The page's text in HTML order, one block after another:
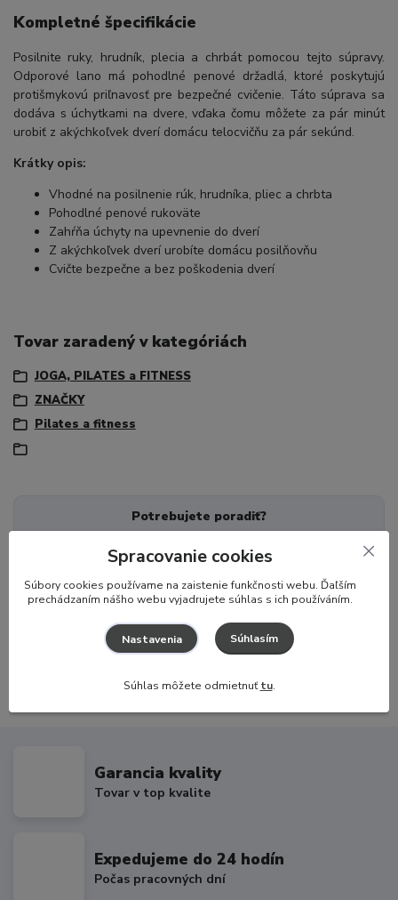
Kompletné špecifikácie
Posilnite ruky, hrudník, plecia a chrbát pomocou tejto súpravy.
Odporové lano má pohodlné penové držadlá, ktoré poskytujú
protišmykovú priľnavosť pre bezpečné cvičenie. Táto súprava sa
dodáva s úchytkami na dvere, vďaka čomu môžete za pár minút
urobiť z akýchkoľvek dverí domácu telocvičňu za pár sekúnd.
Krátky opis:
Vhodné na posilnenie rúk, hrudníka, pliec a chrbta
Pohodlné penové rukoväte
Zahŕňa úchyty na upevnenie do dverí
Z akýchkoľvek dverí urobíte domácu posilňovňu
Cvičte bezpečne a bez poškodenia dverí
Tovar zaradený v kategóriách
JOGA, PILATES a FITNESS
ZNAČKY
Pilates a fitness
Potrebujete poradiť?
Zákaznícka podpora
(Po-Pia, 8-16 hod.)
info@hajaj.sk
Garancia kvality
Tovar v top kvalite
Expedujeme do 24 hodín
Počas pracovných dní
Spracovanie cookies
Súbory cookies používame na zaistenie funkčnosti webu. Ďaľším
prechádzaním nášho webu vyjadrujete súhlas s ich používáním.
Nastavenia Súhlasím
Súhlas môžete odmietnuťtu.